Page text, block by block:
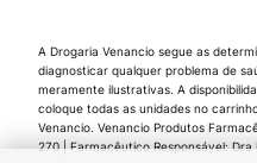
A Drogaria Venancio segue as
diagnosticar qualquer problema de
meramente ilustrativas. A
coloque todas as unidades no
Venancio. Venancio Produtos
270 | Farmacêutico Responsável: